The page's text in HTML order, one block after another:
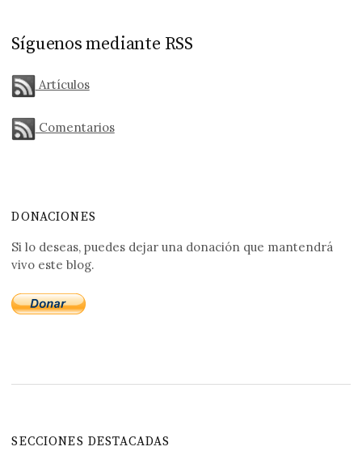
Síguenos mediante RSS
Artículos
Comentarios
DONACIONES
Si lo deseas, puedes dejar una donación que mantendrá
vivo este blog.
SECCIONES DESTACADAS